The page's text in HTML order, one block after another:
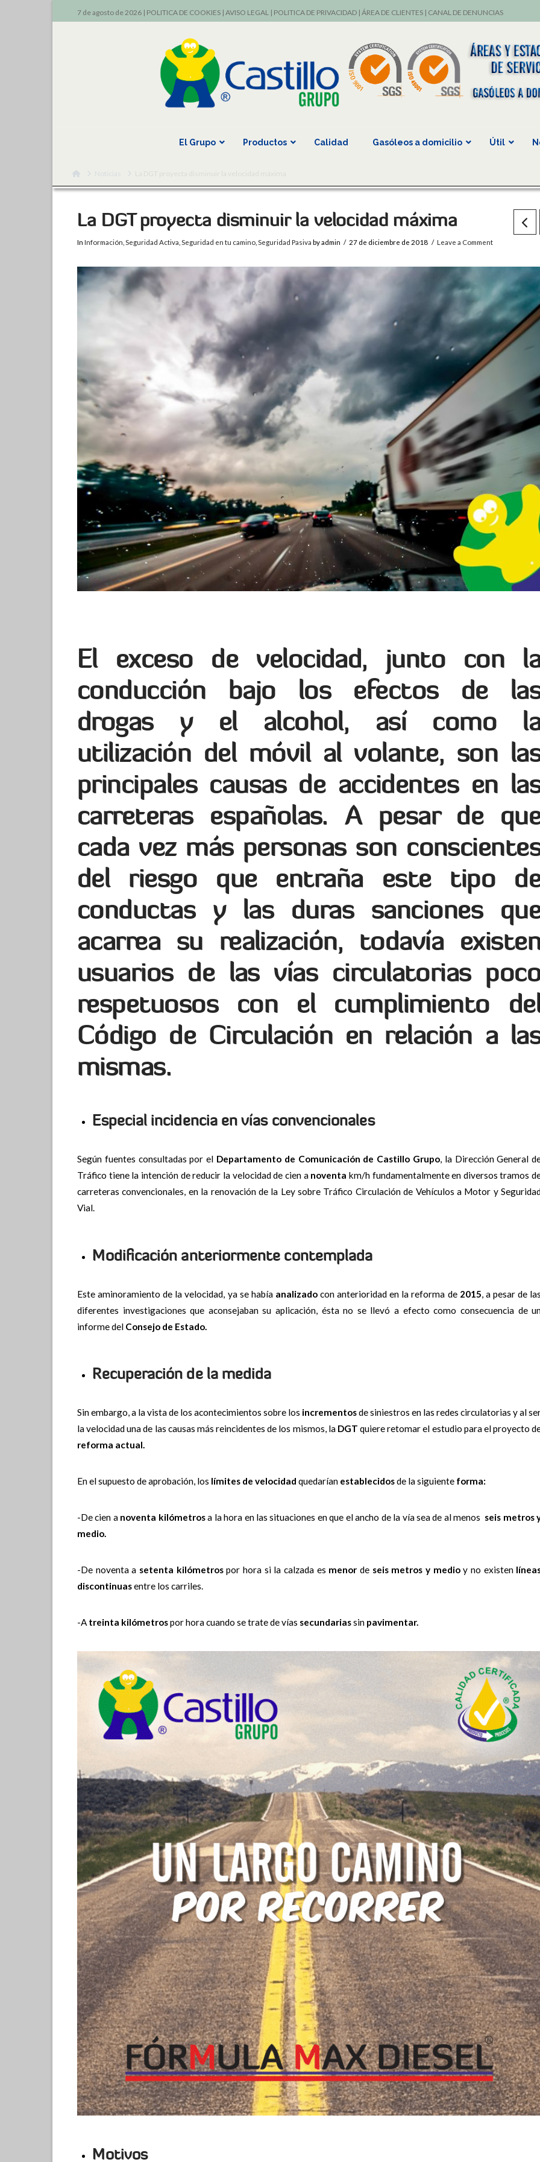
7 de agosto de 2026 | POLITICA DE COOKIES| AVISO LEGAL| POLITICA DE PRIVACIDAD| ÁREA DE CLIENTES| CANAL DE DENUNCIAS
El Grupo Productos Calidad Gasóleos a domicilio Útil
HomeNoticias
La DGT proyecta disminuir la velocidad máxima
In Información Seguridad Activa Seguridad en tu camino, Seguridad Pasiva by admin 27 de diciembre de 2018 Leave a Comment
El exceso de velocidad, junto con
conducción bajo los efectos de
drogas y el alcohol, así como
utilización del móvil al volante, son
principales causas de accidentes en
carreteras españolas. A pesar de
cada vez más personas son
del riesgo que entraña este tipo
conductas y las duras sanciones
acarrea su realización, todavía
usuarios de las vías circulatorias
respetuosos con el cumplimiento
Código de Circulación en relación a
mismas.
Especial incidencia en vías convencionales
Según fuentes consultadas por el Departamento de Comunicación de Castillo Grupo, la Dirección General
Tráfico tiene la intención de reducir la velocidad de cien a noventa km/h fundamentalmente en diversos tramos
carreteras convencionales, en la renovación de la Ley sobre Tráfico Circulación de Vehículos a Motor y
Vial.
Modificación anteriormente contemplada
Este aminoramiento de la velocidad, ya se había analizado con anterioridad en la reforma de 2015, a pesar de las
diferentes investigaciones que aconsejaban su aplicación, ésta no se llevó a efecto como consecuencia de
informe del Consejo de Estado.
Recuperación de la medida
Sin embargo, a la vista de los acontecimientos sobre los incrementosde siniestros en las redes circulatorias y al
la velocidad una de las causas más reincidentes de los mismos, la DGT quiere retomar el estudio para el proyecto
reforma actual.
En el supuesto de aprobación, los límites de velocidad quedaríanestablecidosde la siguiente forma:
-De cien a noventa kilómetrosa la hora en las situaciones en que el ancho de la vía sea de al menos seis metros
medio.
-De noventa a setenta kilómetrospor hora si la calzada es menor de seis metros y medioy no existen
discontinuasentre los carriles.
-A treinta kilómetrospor hora cuando se trate de vías secundariassin pavimentar.
Motivos